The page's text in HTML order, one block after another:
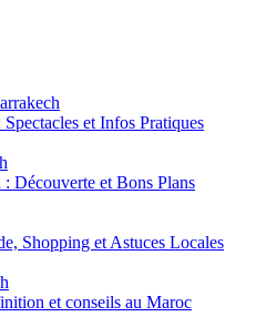
et Infos Pratiques
Découverte et Bons Plans
Shopping et Astuces Locales
et conseils au Maroc